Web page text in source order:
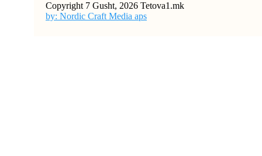
Copyright 7 Gusht, 2026 Tetova1.mk
by: Nordic Craft Media aps